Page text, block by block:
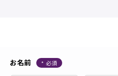
お知らせ
お名前